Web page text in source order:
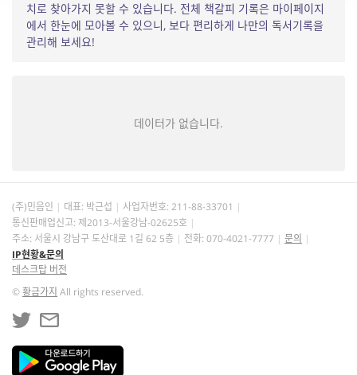
치로 찾아가지 못할 수 있습니다. 전체 책갈피 기록은 마이페이지
에서 한눈에 모아볼 수 있으니, 보다 편리하게 나만의 독서기록을
관리해 보세요!
데이터가 없습니다.
(주)민음인 대표: 박근섭 사업자번호: 211-88-33701
통신판매업신고: 제2013-서울강남-02625호
주소: 서울시 강남구 도산대로 1길 62 5층
전화: 070-4021-7777
문의
IP현황&문의
데스크탑 버전
©황금가지 All rights reserved.